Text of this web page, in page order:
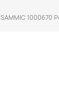
SAMMIC 1000670